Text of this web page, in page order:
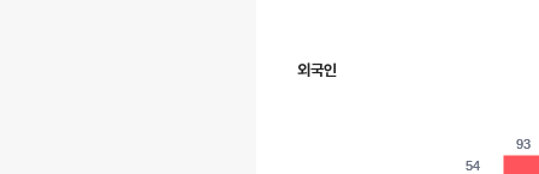
외국인
54
54
93
93